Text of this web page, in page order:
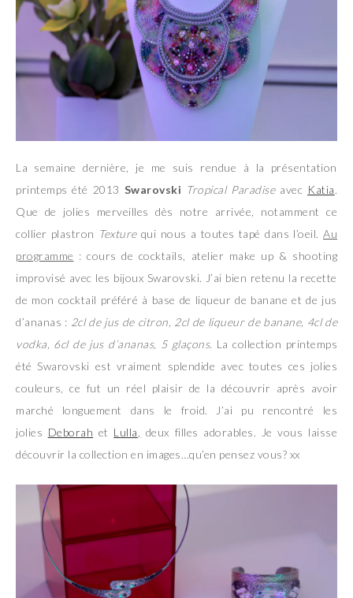
La semaine dernière, je me suis rendue à la présentation
printemps été 2013 Swarovski Tropical Paradiseavec Katia.
Que de jolies merveilles dès notre arrivée, notamment ce
collier plastron Texturequi nous a toutes tapé dans l’oeil. Au
programme : cours de cocktails, atelier make up & shooting
improvisé avec les bijoux Swarovski. J’ai bien retenu la recette
de mon cocktail préféré à base de liqueur de banane et de jus
d’ananas : 2cl de jus de citron, 2cl de liqueur de banane, 4cl de
vodka, 6cl de jus d’ananas, 5 glaçons. La collection printemps
été Swarovski est vraiment splendide avec toutes ces jolies
couleurs, ce fut un réel plaisir de la découvrir après avoir
marché longuement dans le froid. J’ai pu rencontré les
jolies Deborah et Lulla
deux filles adorables. Je vous laisse
découvrir la collection en images…qu’en pensez vous? xx